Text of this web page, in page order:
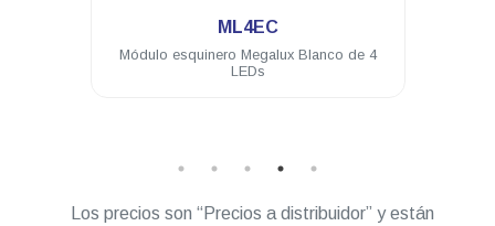
ML4EC
Módulo esquinero Megalux Blanco de 4
LEDs
Los precios son “Precios a distribuidor” y están